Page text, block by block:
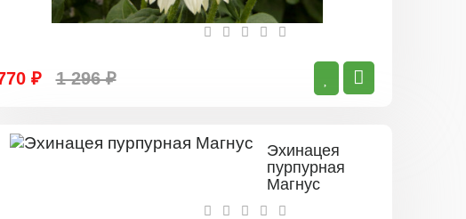
₽ 1 296 ₽
Эхинацея
пурпурная
Магнус